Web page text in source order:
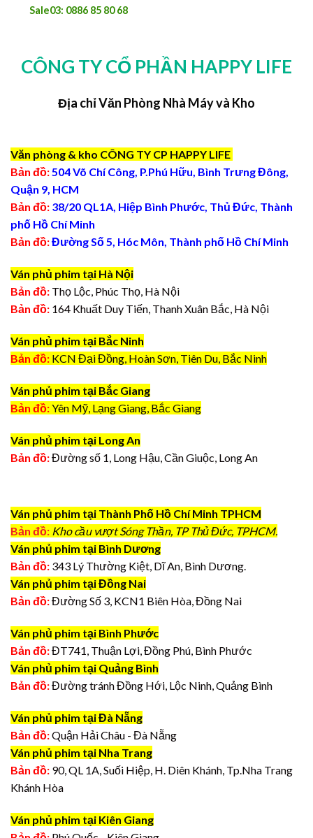
Sale03: 0886 85 80 68
CÔNG TY CỔ PHẦN HAPPY LIFE
Địa chỉ Văn Phòng Nhà Máy và Kho
Văn phòng & kho CÔNG TY CP HAPPY LIFE
Bản đồ:504 Võ Chí Công, P.Phú Hữu, Bình Trưng Đông,
Quận 9, HCM
Bản đồ: 38/20 QL1A, Hiệp Bình Phước, Thủ Đức, Thành
phố Hồ Chí Minh
Bản đồ:Đường Số 5, Hóc Môn, Thành phố Hồ Chí Minh
Ván phủ phim tại Hà Nội
Bản đồ: Thọ Lộc, Phúc Thọ, Hà Nội
Bản đồ: 164 Khuất Duy Tiến, Thanh Xuân Bắc, Hà Nội
Ván phủ phim tại Bắc Ninh
Bản đồ: KCN Đại Đồng, Hoàn Sơn, Tiên Du, Bắc Ninh
Ván phủ phim tại Bắc Giang
Bản đồ:Yên Mỹ, Lạng Giang, Bắc Giang
Ván phủ phim tại Long An
Bản đồ:Đường số 1, Long Hậu, Cần Giuộc, Long An
Ván phủ phim tại Thành Phố Hồ Chí Minh TPHCM
Bản đồ: Kho cầu vượt Sóng Thần, TP Thủ Đức, TPHCM.
Ván phủ phim tại Bình Dương
Bản đồ: 343 Lý Thường Kiệt, Dĩ An, Bình Dương.
Ván phủ phim tại Đồng Nai
Bản đồ:Đường Số 3, KCN1 Biên Hòa, Đồng Nai
Ván phủ phim tại Bình Phước
Bản đồ:ĐT741, Thuận Lợi, Đồng Phú, Bình Phước
Ván phủ phim tại Quảng Bình
Bản đồ:Đường tránh Đồng Hới, Lộc Ninh, Quảng Bình
Ván phủ phim tại Đà Nẵng
Bản đồ:Quận Hải Châu - Đà Nẵng
Ván phủ phim tại Nha Trang
Bản đồ: 90, QL 1A, Suối Hiệp, H. Diên Khánh, Tp.Nha Trang
Khánh Hòa
Ván phủ phim tại Kiên Giang